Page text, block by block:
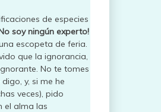
de especies
soy ningún experto!
escopeta de feria.
que la ignorancia,
No te tomes
y, si me he
veces), pido
el alma las